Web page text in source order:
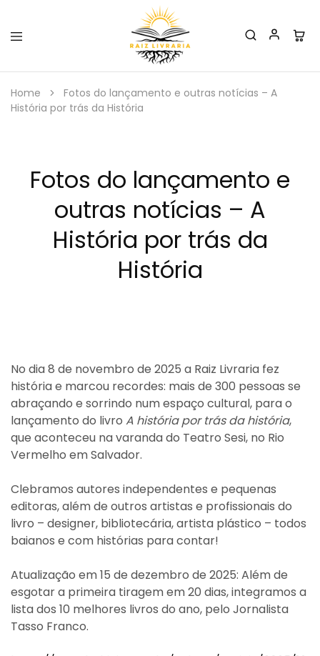
Raiz
Livraria
Home
Fotos do lançamento e outras notícias – A
História por trás da História
Fotos do lançamento e
outras notícias – A
História por trás da
História
No dia 8 de novembro de 2025 a Raiz Livraria fez
história e marcou recordes: mais de 300 pessoas se
abraçando e sorrindo num espaço cultural, para o
lançamento do livro A história por trás da história,
que aconteceu na varanda do Teatro Sesi, no Rio
Vermelho em Salvador.
Clebramos autores independentes e pequenas
editoras, além de outros artistas e profissionais do
livro – designer, bibliotecária, artista plástico – todos
baianos e com histórias para contar!
Atualização em 15 de dezembro de 2025: Além de
esgotar a primeira tiragem em 20 dias, integramos a
lista dos 10 melhores livros do ano, pelo Jornalista
Tasso Franco.